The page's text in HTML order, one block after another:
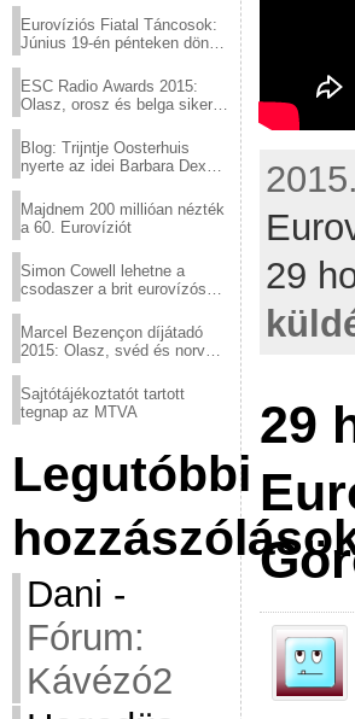
Eurovíziós Fiatal Táncosok:
Június 19-én pénteken döntő
ESC Radio Awards 2015:
Olasz, orosz és belga siker,
Blog: Trijntje Oosterhuis
nyerte az idei Barbara Dex
Majdnem 200 millióan nézték
a 60. Eurovíziót
Simon Cowell lehetne a
csodaszer a brit eurovízós
Marcel Bezençon díjátadó
2015: Olasz, svéd és norvég
Sajtótájékoztatót tartott
tegnap az MTVA
Legutóbbi
Dani -
Fórum:
Kávézó2
29
29